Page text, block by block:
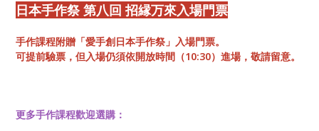
日本手作祭 第八回 招縁万來入場門票
手作課程附贈「愛手創日本手作祭」入場門票。
可提前驗票，但入場仍須依開放時間（10:30）進場，敬請留意。
更多手作課程歡迎選購：